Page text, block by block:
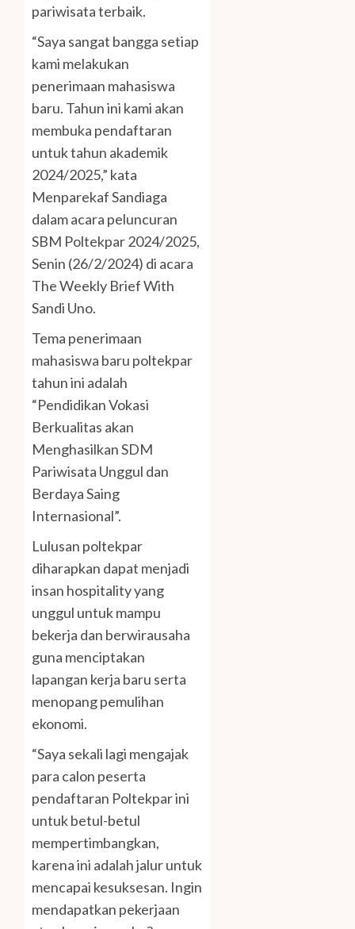
pariwisata terbaik.
“Saya sangat bangga setiap
kami melakukan
penerimaan mahasiswa
baru. Tahun ini kami akan
membuka pendaftaran
untuk tahun akademik
2024/2025,” kata
Menparekaf Sandiaga
dalam acara peluncuran
SBM Poltekpar 2024/2025,
Senin (26/2/2024) di acara
The Weekly Brief With
Sandi Uno.
Tema penerimaan
mahasiswa baru poltekpar
tahun ini adalah
“Pendidikan Vokasi
Berkualitas akan
Menghasilkan SDM
Pariwisata Unggul dan
Berdaya Saing
Internasional”.
Lulusan poltekpar
diharapkan dapat menjadi
insan hospitality yang
unggul untuk mampu
bekerja dan berwirausaha
guna menciptakan
lapangan kerja baru serta
menopang pemulihan
ekonomi.
“Saya sekali lagi mengajak
para calon peserta
pendaftaran Poltekpar ini
untuk betul-betul
mempertimbangkan,
karena ini adalah jalur untuk
mencapai kesuksesan. Ingin
mendapatkan pekerjaan